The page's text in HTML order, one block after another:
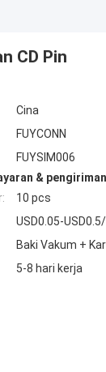
CD Pin
Cina
FUYCONN
FUYSIM006
&
10 pcs
USD0.05-
Baki Vakum +
5-8 hari kerja